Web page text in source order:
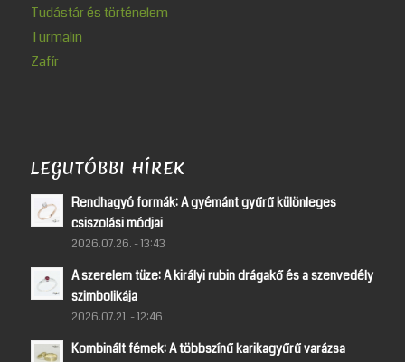
Tudástár és történelem
Turmalin
Zafír
LEGUTÓBBI HÍREK
Rendhagyó formák: A gyémánt gyűrű különleges
csiszolási módjai
2026.07.26. - 13:43
A szerelem tüze: A királyi rubin drágakő és a szenvedély
szimbolikája
2026.07.21. - 12:46
Kombinált fémek: A többszínű karikagyűrű varázsa